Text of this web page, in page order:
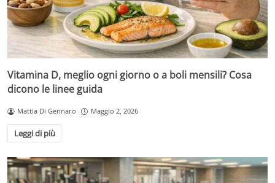
Vitamina D, meglio ogni giorno o a boli mensili? Cosa
dicono le linee guida
Mattia Di Gennaro Maggio 2, 2026
Leggi di più